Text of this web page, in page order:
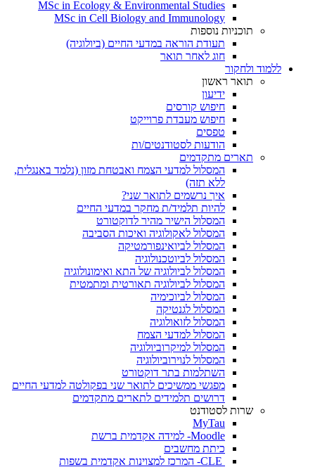
MSc in Ecology & Environmental Studies
MSc in Cell Biology and Immunology
תוכניות נוספות
תעודת הוראה במדעי החיים (ביולוגיה)
חוג לאחר תואר
ללמוד ולחקור
תואר ראשון
ידיעון
חיפוש קורסים
חיפוש מעבדת פרוייקט
טפסים
הודעות לסטודנטים/ות
תארים מתקדמים
המסלול למדעי הצמח ואבטחת מזון (נלמד באנגלית,
ללא תזה)
איך נרשמים לתואר שני?
להיות תלמיד/ת מחקר במדעי החיים
המסלול הישיר מהיר לדוקטורט
המסלול לאקולוגיה ואיכות הסביבה
המסלול לביואינפורמטיקה
המסלול לביוטכנולוגיה
המסלול לביולוגיה של התא ואימונולוגיה
המסלול לביולוגיה תאורטית ומתמטית
המסלול לביוכימיה
המסלול לגנטיקה
המסלול לזואולוגיה
המסלול למדעי הצמח
המסלול למיקרוביולוגיה
המסלול לנוירוביולוגיה
השתלמות בתר דוקטורט
מפגשי ממשיכים לתואר שני בפקולטה למדעי החיים
דרושים תלמידים לתארים מתקדמים
שרות לסטודנט
MyTau
Moodle- למידה אקדמית ברשת
כיתת מחשבים